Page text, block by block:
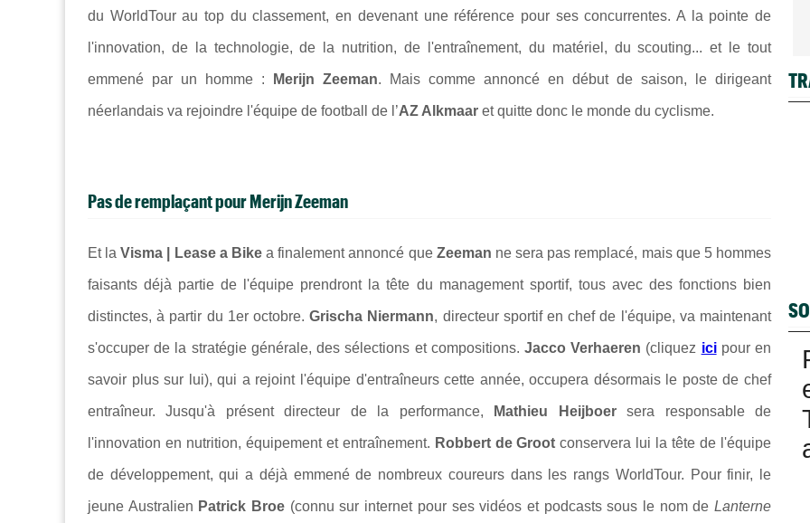
du WorldTour au top du classement, en devenant une référence pour ses concurrentes. A la pointe de
l'innovation, de la technologie, de la nutrition, de l'entraînement, du matériel, du scouting... et le tout
emmené par un homme : Merijn Zeeman. Mais comme annoncé en début de saison, le dirigeant
néerlandais va rejoindre l'équipe de football de l’AZ Alkmaar et quitte donc le monde du cyclisme.
Pas de remplaçant pour Merijn Zeeman
Et la Visma | Lease a Bikea finalement annoncé que Zeeman ne sera pas remplacé, mais que 5 hommes
faisants déjà partie de l'équipe prendront la tête du management sportif, tous avec des fonctions bien
distinctes, à partir du 1er octobre.Grischa Niermann, directeur sportif en chef de l'équipe, va maintenant
s'occuper de la stratégie générale, des sélections et compositions. Jacco Verhaeren (cliquez icipour en
savoir plus sur lui), qui a rejoint l'équipe d'entraîneurs cette année, occupera désormais le poste de chef
entraîneur. Jusqu'à présent directeur de la performance, Mathieu Heijboersera responsable de
l'innovation en nutrition, équipement et entraînement. Robbert de Groot conservera lui la tête de l'équipe
de développement, qui a déjà emmené de nombreux coureurs dans les rangs WorldTour. Pour finir, le
jeune Australien Patrick Broe (connu sur internet pour ses vidéos et podcasts sous le nom de Lanterne